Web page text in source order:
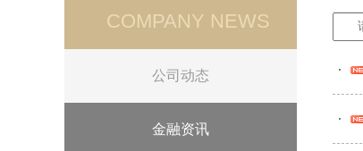
COMPANY NEWS
公司动态
金融资讯